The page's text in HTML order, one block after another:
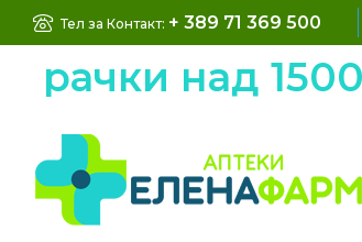
Тел за Контакт: + 389 71 369 500
над